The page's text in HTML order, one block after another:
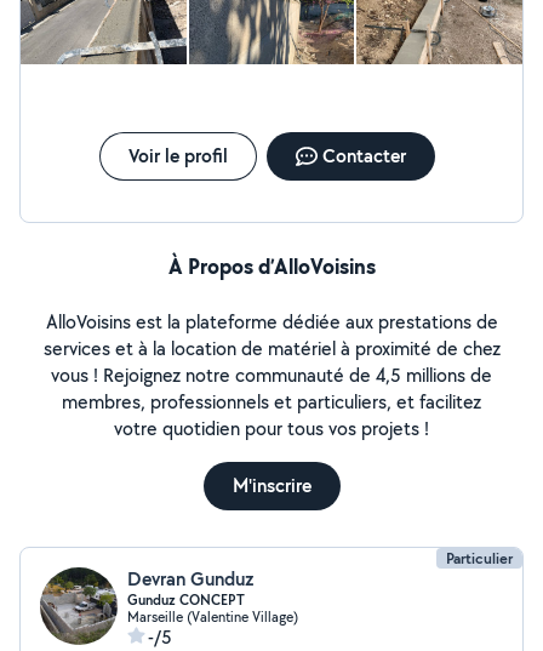
Voir le profil Contacter
À Propos d’AlloVoisins
AlloVoisins est la plateforme dédiée aux prestations de
services et à la location de matériel à proximité de chez
vous ! Rejoignez notre communauté de 4,5 millions de
membres, professionnels et particuliers, et facilitez
votre quotidien pour tous vos projets !
M'inscrire
Particulier
Devran Gunduz
Gunduz CONCEPT
Marseille (Valentine Village)
-/5